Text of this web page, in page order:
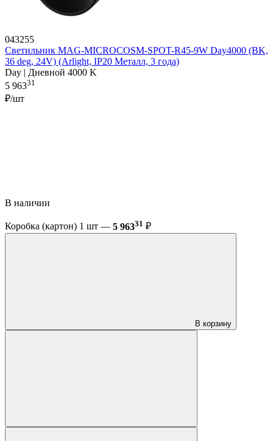
043255
Светильник MAG-MICROCOSM-SPOT-R45-9W Day4000 (BK,
36 deg, 24V) (Arlight, IP20 Металл, 3 года)
Day | Дневной 4000 K
5 96331
₽/шт
В наличии
Коробка (картон) 1 шт — 5 96331 ₽
В корзину